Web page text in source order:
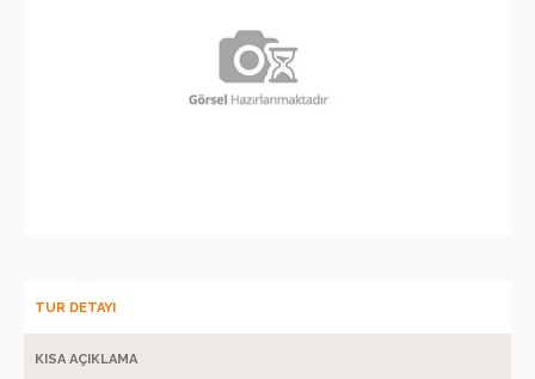
TUR DETAYI
KISA AÇIKLAMA